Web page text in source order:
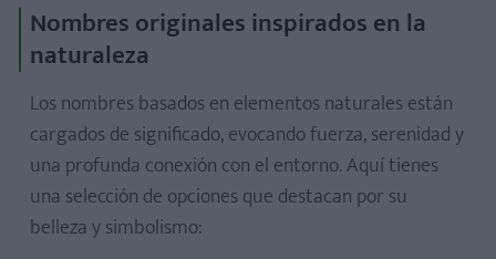
Nombres originales inspirados en la
naturaleza
Los nombres basados en elementos naturales están
cargados de significado, evocando fuerza, serenidad y
una profunda conexión con el entorno. Aquí tienes
una selección de opciones que destacan por su
belleza y simbolismo: